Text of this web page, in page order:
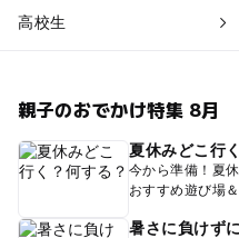
高校生
親子のおでかけ特集 8月
夏休みどこ行
今から準備！夏
おすすめ遊び場
暑さに負けず